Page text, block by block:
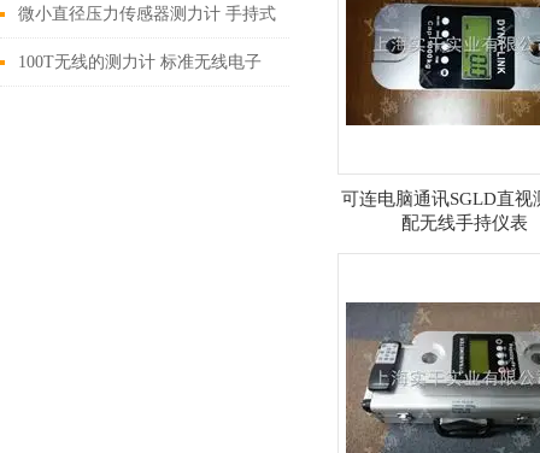
拉力测试仪_牵引车电子拉力计价
格
微小直径压力传感器测力计 手持式
微型数显压力测力计价格
100T无线的测力计 标准无线电子
可连电脑通讯SGLD直视
配无线手持仪表